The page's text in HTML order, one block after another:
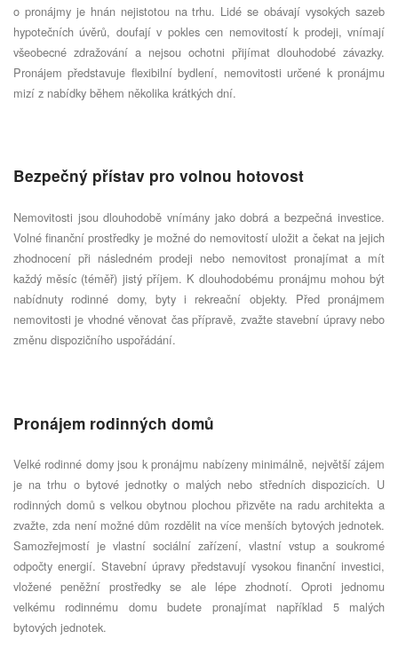
o pronájmy je hnán nejistotou na trhu. Lidé se obávají vysokých sazeb
hypotečních úvěrů, doufají v pokles cen nemovitostí k prodeji, vnímají
všeobecné zdražování a nejsou ochotni přijímat dlouhodobé závazky.
Pronájem představuje flexibilní bydlení, nemovitosti určené k pronájmu
mizí z nabídky během několika krátkých dní.
Bezpečný přístav pro volnou hotovost
Nemovitosti jsou dlouhodobě vnímány jako dobrá a bezpečná investice.
Volné finanční prostředky je možné do nemovitostí uložit a čekat na jejich
zhodnocení při následném prodeji nebo nemovitost pronajímat a mít
každý měsíc (téměř) jistý příjem. K dlouhodobému pronájmu mohou být
nabídnuty rodinné domy, byty i rekreační objekty. Před pronájmem
nemovitosti je vhodné věnovat čas přípravě, zvažte stavební úpravy nebo
změnu dispozičního uspořádání.
Pronájem rodinných domů
Velké rodinné domy jsou k pronájmu nabízeny minimálně, největší zájem
je na trhu o bytové jednotky o malých nebo středních dispozicích. U
rodinných domů s velkou obytnou plochou přizvěte na radu architekta a
zvažte, zda není možné dům rozdělit na více menších bytových jednotek.
Samozřejmostí je vlastní sociální zařízení, vlastní vstup a soukromé
odpočty energií. Stavební úpravy představují vysokou finanční investici,
vložené peněžní prostředky se ale lépe zhodnotí. Oproti jednomu
velkému rodinnému domu budete pronajímat například 5 malých
bytových jednotek.